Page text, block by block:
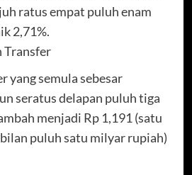
ratus empat puluh enam
2,71%.
Transfer
yang semula sebesar
seratus delapan puluh tiga
menjadi Rp 1,191 (satu
puluh satu milyar rupiah)